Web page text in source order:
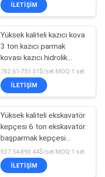
İLETIŞIM
Yüksek kaliteli kazıcı kova
3 ton kazıcı parmak
kovası kazıcı hidrolik
parmak kovası parmak
782.61-751.31$/set MOQ:1 set
İLETIŞIM
Yüksek kaliteli ekskavatör
kepçesi 6 ton ekskavatör
başparmak kepçesi
ekskavatör hidrolik
başparmak kepçesi
başparmak
927.54-890.44$/set MOQ:1 set
İLETIŞIM